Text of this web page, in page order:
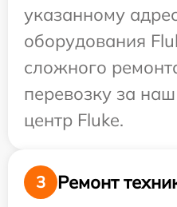
указанному
оборудования
сложного
перевозку за
центр Fluke.
3 Ремонт